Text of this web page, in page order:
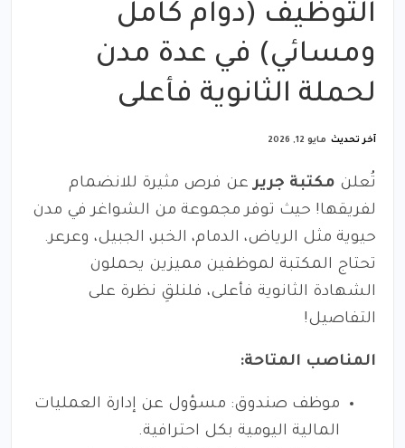
التوظيف (دوام كامل
ومسائي) في عدة مدن
لحملة الثانوية فأعلى
آخر تحديث مايو 12, 2026
تُعلن مكتبة جريرعن فرص مثيرة للانضمام
لفريقها! حيث توفر مجموعة من الشواغر في مدن
حيوية مثل الرياض، الدمام، الخبر، الجبيل، وعرعر.
تحتاج المكتبة لموظفين مميزين يحملون
الشهادة الثانوية فأعلى، فلنلقِ نظرة على
التفاصيل!
المناصب المتاحة:
موظف صندوق: مسؤول عن إدارة العمليات
المالية اليومية بكل احترافية.